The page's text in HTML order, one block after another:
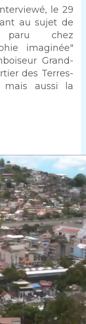
le 29
au sujet de
chez
imaginée"
Grand-
des Terres-
mais aussi la